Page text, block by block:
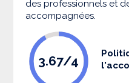
des professionnels et
accompagnées.
3.67/4